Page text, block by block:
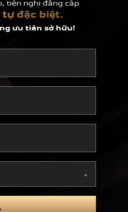
tiện nghi đẳng cấp
tự đặc biệt.
ưu tiên sở hữu!